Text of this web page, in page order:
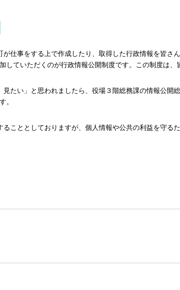
仕事をする上で作成したり、取得した行政情報を皆さ
していただくのが行政情報公開制度です。この制度は、
たい」と思われましたら、役場３階総務課の情報公開
。
こととしておりますが、個人情報や公共の利益を守る